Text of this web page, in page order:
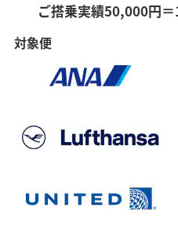
ご搭乗実績50,000円
対象便